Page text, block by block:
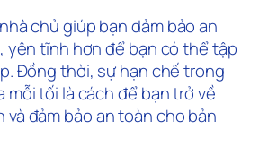
chủ giúp bạn đảm bảo an
yên tĩnh hơn để bạn có thể tập
Đồng thời, sự hạn chế trong
mỗi tối là cách để bạn trở về
và đảm bảo an toàn cho bản